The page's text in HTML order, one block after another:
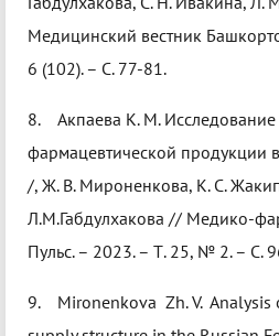
Медицинский вестник
6 (102). – С. 77-81.
8. Акпаева К. М.
фармацевтической продукции
/, Ж. В. Мироненкова, К. С.
Л.М.Габдулхакова // Медико-
Пульс. – 2023. – Т. 25, № 2. – С.
9. Mironenkova Zh. V. Analysis